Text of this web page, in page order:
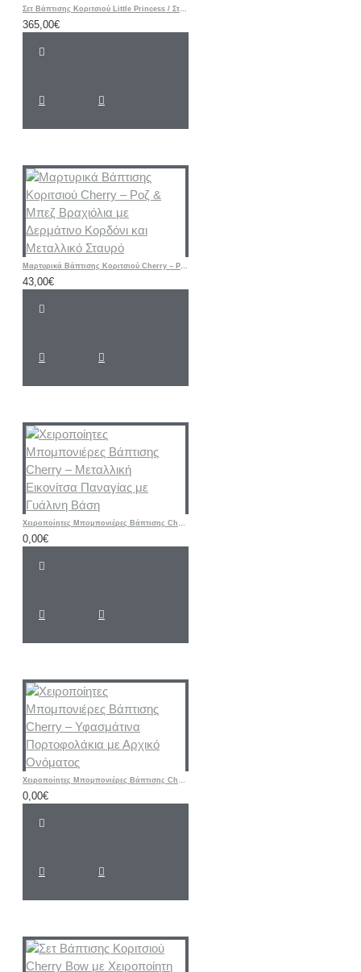
Σετ Βάπτισης Κοριτσιού Little Princess / Στέμμα με Ζωγραφισμένη Βαλίτσα
365,00€
Μαρτυρικά Βάπτισης Κοριτσιού Cherry – Ροζ & Μπεζ Βραχιόλια με Δερμάτινο Κορδόνι και Μεταλλικό Σταυρό
43,00€
Χειροποίητες Μπομπονιέρες Βάπτισης Cherry – Μεταλλική Εικονίτσα Παναγίας με Γυάλινη Βάση
0,00€
Χειροποίητες Μπομπονιέρες Βάπτισης Cherry – Υφασμάτινα Πορτοφολάκια με Αρχικό Ονόματος
0,00€